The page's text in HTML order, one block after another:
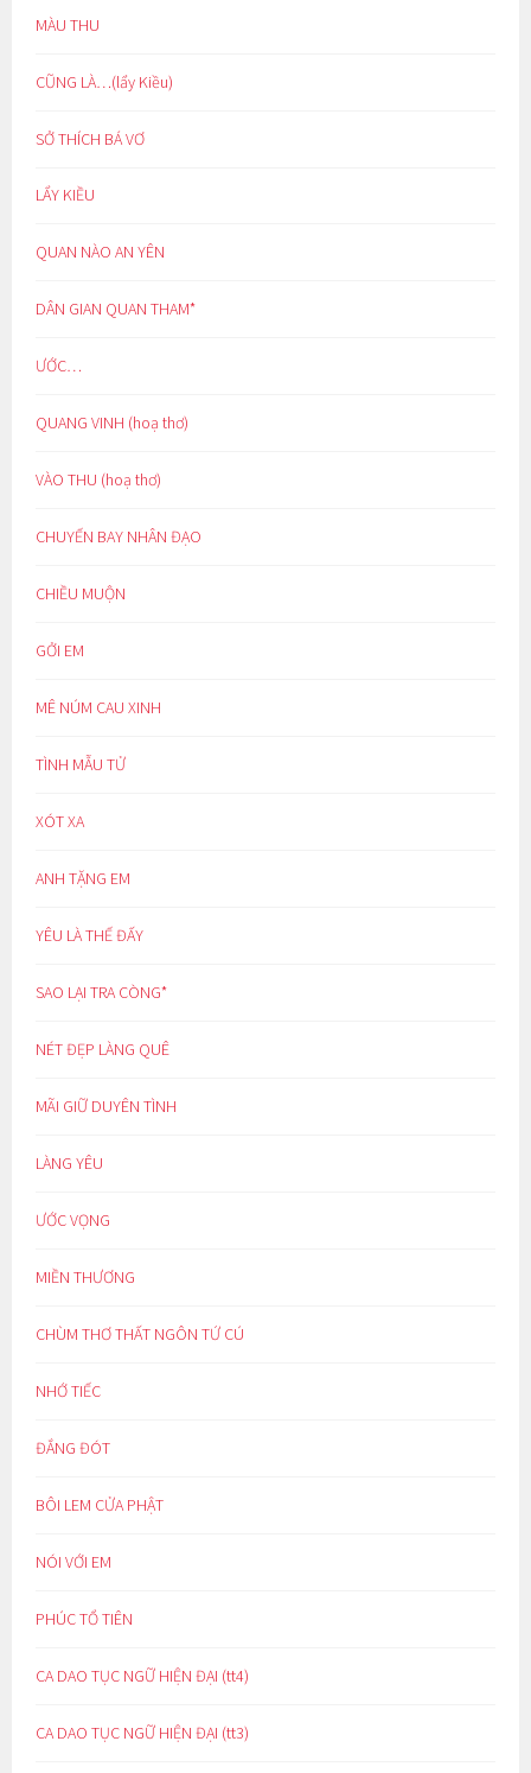
MÀU THU
CŨNG LÀ…(lẩy Kiều)
SỞ THÍCH BÁ VƠ
LẨY KIỀU
QUAN NÀO AN YÊN
DÂN GIAN QUAN THAM*
ƯỚC…
QUANG VINH (hoạ thơ)
VÀO THU (hoạ thơ)
CHUYẾN BAY NHÂN ĐẠO
CHIỀU MUỘN
GỞI EM
MÊ NÚM CAU XINH
TÌNH MẪU TỬ
XÓT XA
ANH TẶNG EM
YÊU LÀ THẾ ĐẤY
SAO LẠI TRA CÒNG*
NÉT ĐẸP LÀNG QUÊ
MÃI GIỮ DUYÊN TÌNH
LÀNG YÊU
ƯỚC VỌNG
MIỀN THƯƠNG
CHÙM THƠ THẤT NGÔN TỨ CÚ
NHỚ TIẾC
ĐẮNG ĐÓT
BÔI LEM CỬA PHẬT
NÓI VỚI EM
PHÚC TỔ TIÊN
CA DAO TỤC NGỮ HIỆN ĐẠI (tt4)
CA DAO TỤC NGỮ HIỆN ĐẠI (tt3)